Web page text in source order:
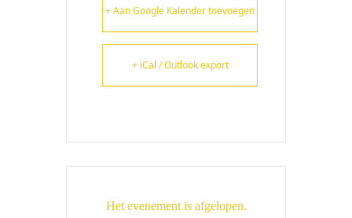
+ Aan Google Kalender toevoegen
+ iCal / Outlook export
Het evenement is afgelopen.